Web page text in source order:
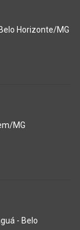
Horizonte/MG
MG
- Belo